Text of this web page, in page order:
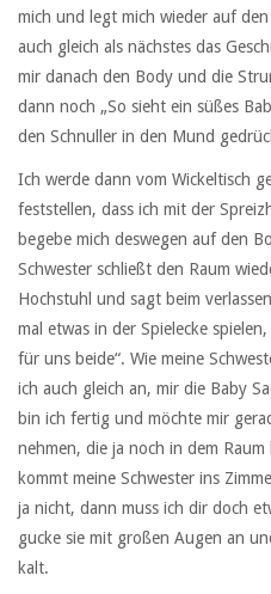
mich und legt mich wieder auf
auch gleich als nächstes das
mir danach den Body und die
dann noch „So sieht ein süßes
den Schnuller in den Mund
Ich werde dann vom Wickeltisch
feststellen, dass ich mit der
begebe mich deswegen auf den
Schwester schließt den Raum
Hochstuhl und sagt beim
mal etwas in der Spielecke
für uns beide“. Wie meine
ich auch gleich an, mir die Baby
bin ich fertig und möchte mir
nehmen, die ja noch in dem
kommt meine Schwester ins
ja nicht, dann muss ich dir doch
gucke sie mit großen Augen an
kalt.